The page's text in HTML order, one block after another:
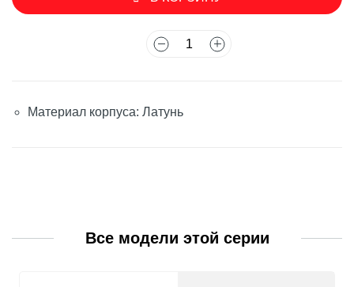
Материал корпуса: Латунь
Все модели этой серии